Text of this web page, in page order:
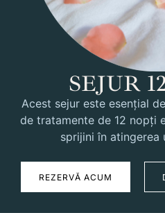
SEJUR
Acest sejur este esențial
de tratamente de 12 nopți
sprijini în atingerea
REZERVĂ ACUM